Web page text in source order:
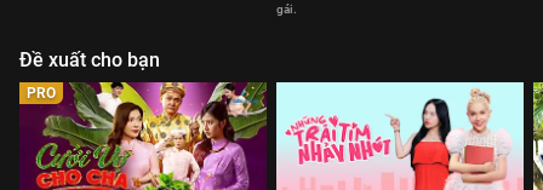
gái.
Đề xuất cho bạn
PRO